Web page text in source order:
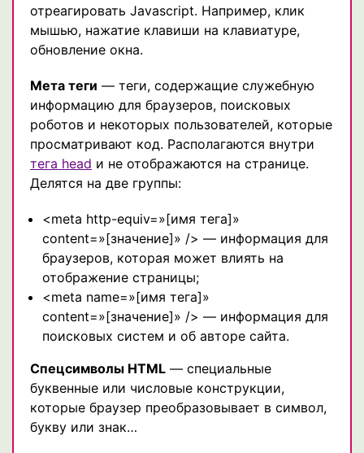
отреагировать Javascript. Например, клик
мышью, нажатие клавиши на клавиатуре,
обновление окна.
Мета теги — теги, содержащие служебную
информацию для браузеров, поисковых
роботов и некоторых пользователей, которые
просматривают код. Располагаются внутри
тега head и не отображаются на странице.
Делятся на две группы:
<meta http-equiv=»[имя тега]»
content=»[значение]» /> — информация для
браузеров, которая может влиять на
отображение страницы;
<meta name=»[имя тега]»
content=»[значение]» /> — информация для
поисковых систем и об авторе сайта.
Спецсимволы HTML — специальные
буквенные или числовые конструкции,
которые браузер преобразовывает в символ,
букву или знак…